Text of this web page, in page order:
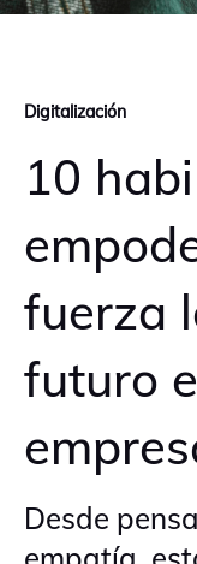
Digitalización
10
fuerza
futuro
Desde